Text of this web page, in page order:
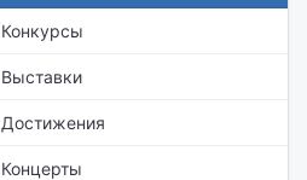
Конкурсы
Выставки
Достижения
Концерты